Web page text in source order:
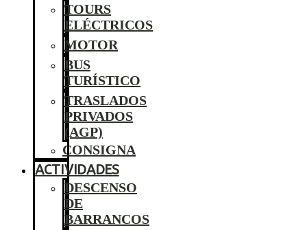
TOURS
ELÉCTRICOS
MOTOR
BUS
TURÍSTICO
TRASLADOS
PRIVADOS
(AGP)
CONSIGNA
ACTIVIDADES
DESCENSO
DE
BARRANCOS